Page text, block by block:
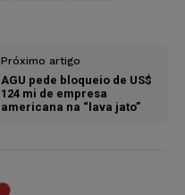
Próximo artigo
AGU pede bloqueio de US$
124 mi de empresa
americana na “lava jato”